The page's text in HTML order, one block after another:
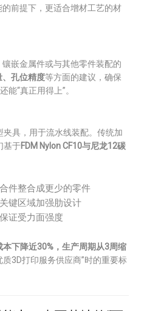
前提下，更适合增材工艺的材
嵌金属件或与其他零件装配的
、孔位精度等方面的建议，确保
能“真正用得上”。
具，用于流水线装配。传统加
基于FDM Nylon CF10与尼龙12碳
件整合成更少的零件
键区域加强肋设计
证受力面强度
下降近30%，生产周期从3周缩
质3D打印服务供应商”时的重要标